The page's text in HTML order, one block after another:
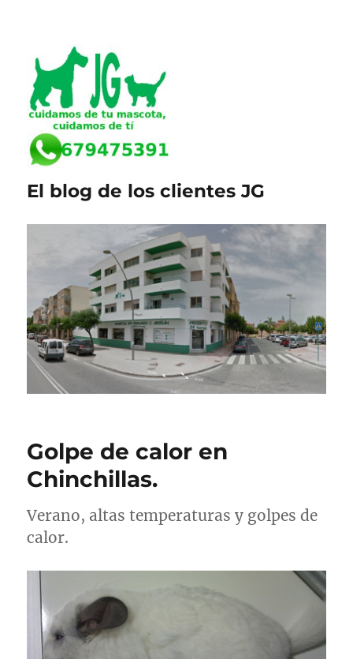
El blog de los clientes JG
Golpe de calor en
Chinchillas.
Verano, altas temperaturas y golpes de
calor.